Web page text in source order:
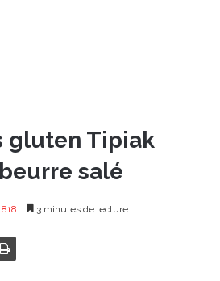
gluten Tipiak
salé
818 3 minutes de lecture